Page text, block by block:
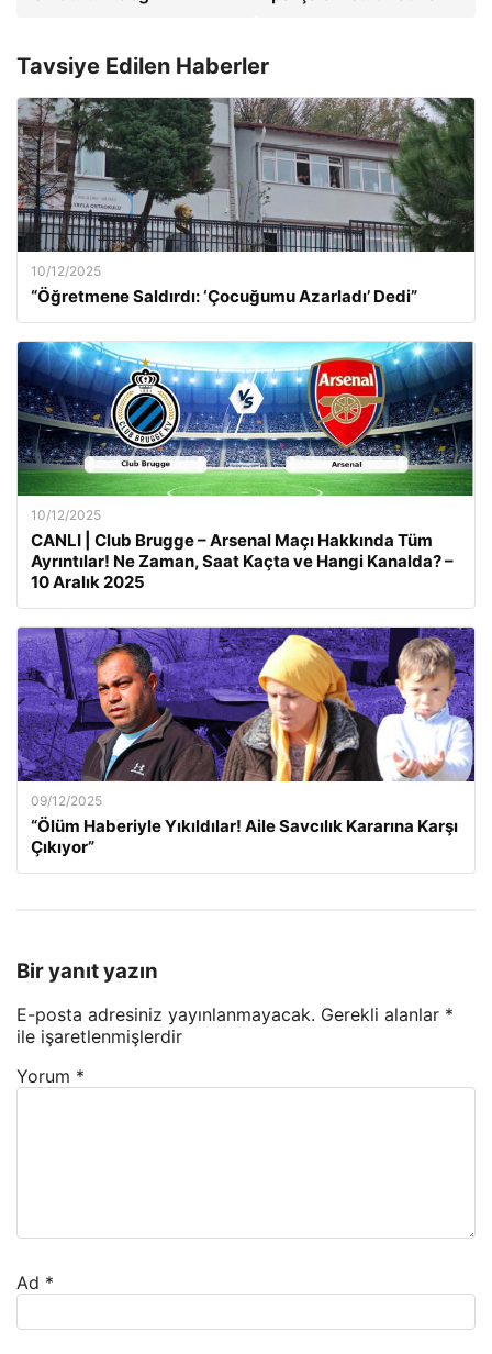
Tavsiye Edilen Haberler
10/12/2025
“Öğretmene Saldırdı: ‘Çocuğumu Azarladı’ Dedi”
10/12/2025
CANLI | Club Brugge – Arsenal Maçı Hakkında Tüm
Ayrıntılar! Ne Zaman, Saat Kaçta ve Hangi Kanalda? –
10 Aralık 2025
09/12/2025
“Ölüm Haberiyle Yıkıldılar! Aile Savcılık Kararına Karşı
Çıkıyor”
Bir yanıt yazın
E-posta adresiniz yayınlanmayacak. Gerekli alanlar *
ile işaretlenmişlerdir
Yorum *
Ad *